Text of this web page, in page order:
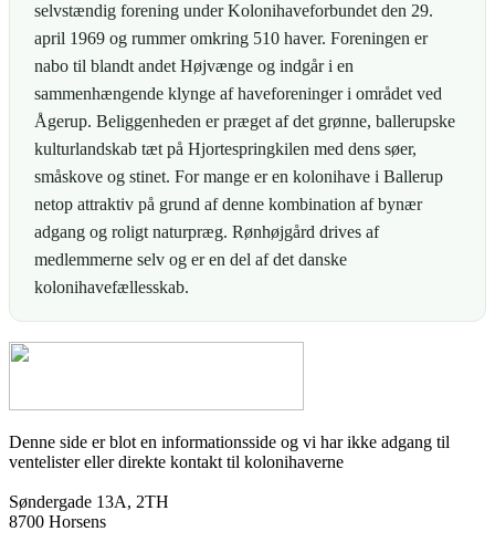
selvstændig forening under Kolonihaveforbundet den 29.
april 1969 og rummer omkring 510 haver. Foreningen er
nabo til blandt andet Højvænge og indgår i en
sammenhængende klynge af haveforeninger i området ved
Ågerup. Beliggenheden er præget af det grønne, ballerupske
kulturlandskab tæt på Hjortespringkilen med dens søer,
småskove og stinet. For mange er en kolonihave i Ballerup
netop attraktiv på grund af denne kombination af bynær
adgang og roligt naturpræg. Rønhøjgård drives af
medlemmerne selv og er en del af det danske
kolonihavefællesskab.
Denne side er blot en informationsside og vi har ikke adgang til
ventelister eller direkte kontakt til kolonihaverne
Søndergade 13A, 2TH
8700 Horsens